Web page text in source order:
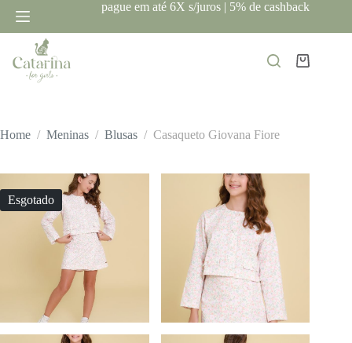
para
o
conteúdo
pague em até 6X s/juros | 5% de cashback
Carrinho
Home / Meninas / Blusas / Casaqueto Giovana Fiore
Esgotado